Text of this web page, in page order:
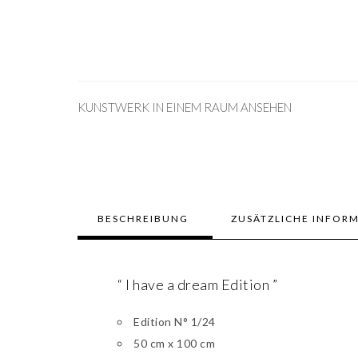
KUNSTWERK IN EINEM RAUM ANSEHEN
BESCHREIBUNG ZUSÄTZLICHE
“ I have a dream Edition ”
Edition N° 1/24
50 cm x 100 cm